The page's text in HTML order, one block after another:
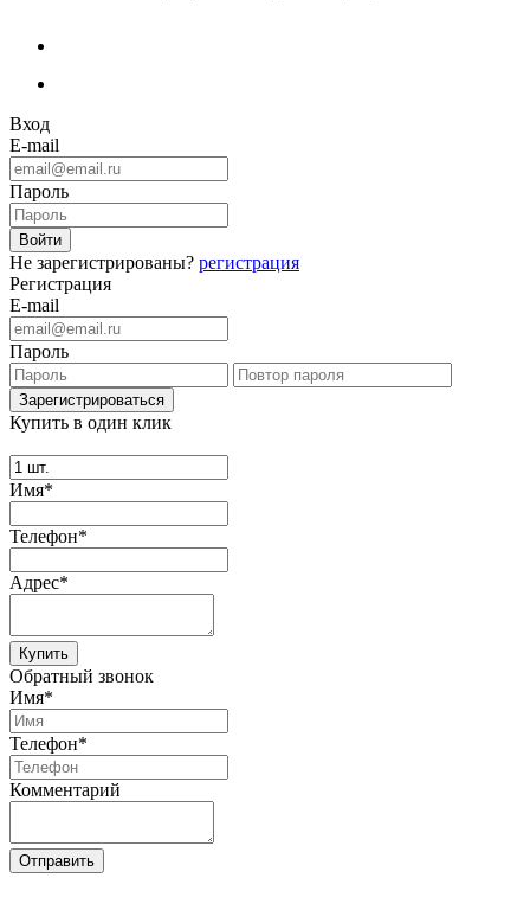
Вход
E-mail
Пароль
Не зарегистрированы? регистрация
Регистрация
E-mail
Пароль
Купить в один клик
Имя*
Телефон*
Адрес*
Купить
Обратный звонок
Имя*
Телефон*
Комментарий
Отправить